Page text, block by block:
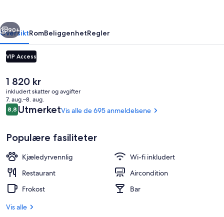
Hotels
–
Orso
Hotel
Neste
90+
OversiktRomBeliggenhetRegler
VIP Access
Den
nåværende
prisen
er
1 820 kr
1 820 kr
inkludert skatter og avgifter
7. aug.–8. aug.
Anmeldelser
8,88,8 av 10 –
UtmerketVis alle de 695 anmeldelsene
Populære fasiliteter
Kjæledyrvennlig
Wi-fi inkludert
Restaurant
Aircondition
Frokost
Bar
Vis alle